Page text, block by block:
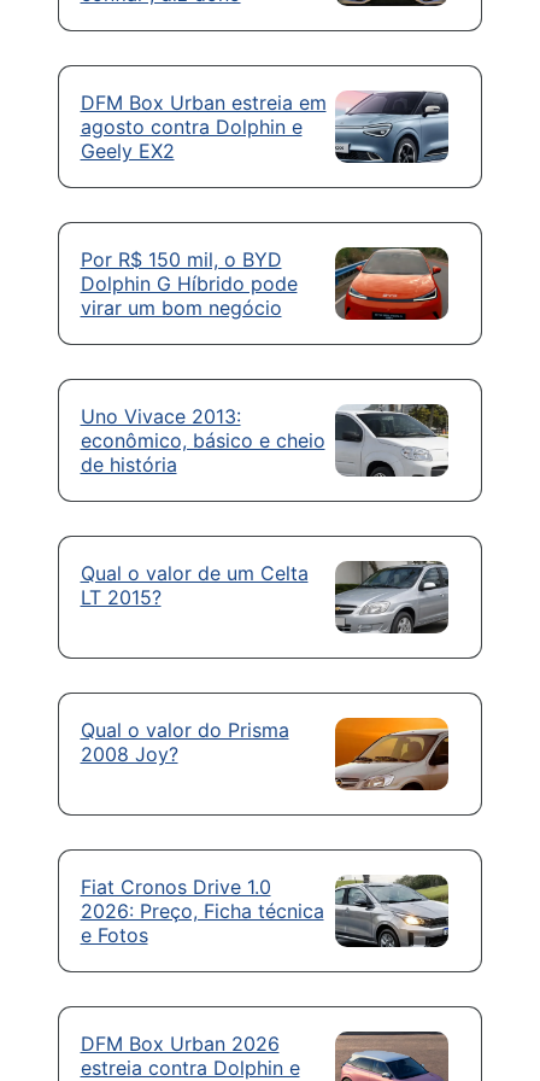
DFM Box Urban estreia em
agosto contra Dolphin e
Geely EX2
Por R$ 150 mil, o BYD
Dolphin G Híbrido pode
virar um bom negócio
Uno Vivace 2013:
econômico, básico e cheio
de história
Qual o valor de um Celta
LT 2015?
Qual o valor do Prisma
2008 Joy?
Fiat Cronos Drive 1.0
2026: Preço, Ficha técnica
e Fotos
DFM Box Urban 2026
estreia contra Dolphin e